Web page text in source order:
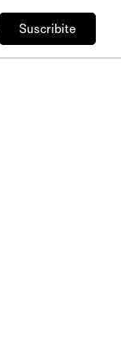
Suscribite